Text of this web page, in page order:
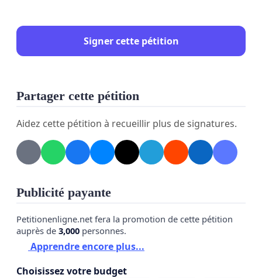
la régulation des eaux de pluies (actuellement
8300m2 d'éponge naturelle ) qui ne pourront être
complètement compensée par un futur bassin de
mettant ainsi en danger le proche voisinage en
contrebas.
Le Plan Local d'Urbanisme (PLU) du village est en
cours de révision, le futur
zonage met cette parcelle en zone dense
ce projet. Nous avons besoin d'un maximum de
signatures pour influencer le commissaire
enquêteur et les diverses administrations
intervenantes afin de faire classer
Signer cette pétition
Partager cette pétition
Aidez cette pétition à recueillir plus de signatures.
Publicité payante
Petitionenligne.net fera la promotion de cette pétition
auprès de 3,000 personnes.
Apprendre encore plus...
Choisissez votre budget